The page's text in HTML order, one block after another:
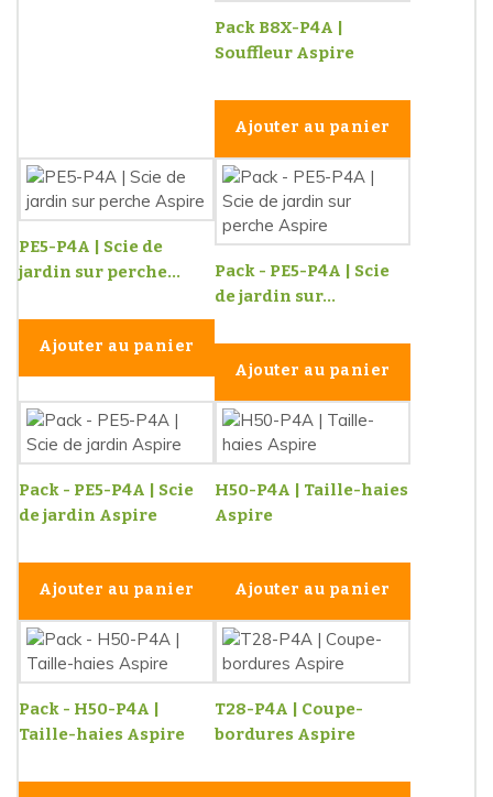
Pack B8X-P4A |
Souffleur Aspire
Ajouter au panier
PE5-P4A | Scie de
jardin sur perche...
Ajouter au panier
Pack - PE5-P4A | Scie
de jardin sur...
Ajouter au panier
Pack - PE5-P4A | Scie
de jardin Aspire
Ajouter au panier
H50-P4A | Taille-haies
Aspire
Ajouter au panier
Pack - H50-P4A |
Taille-haies Aspire
T28-P4A | Coupe-
bordures Aspire